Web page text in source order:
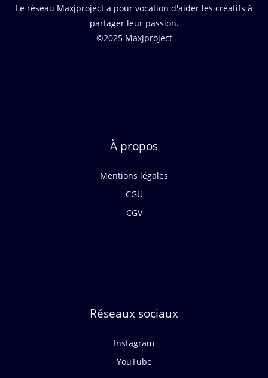
Le réseau Maxjproject a pour vocation d'aider les créatifs à
partager leur passion.
©2025 Maxjproject
À propos
Mentions légales
CGU
CGV
Réseaux sociaux
Instagram
YouTube